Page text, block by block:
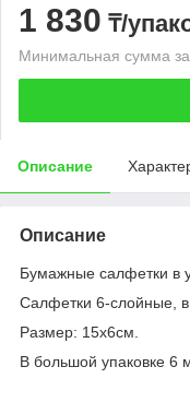
1 830 ₸/
Минимальная сумма
Описание
Описание
Бумажные салфетки в
Салфетки 6-слойные, в
Размер: 15х6см.
В большой упаковке 6